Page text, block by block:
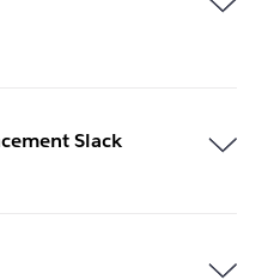
Slack